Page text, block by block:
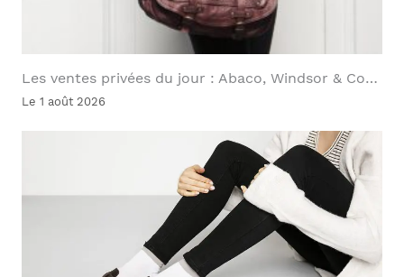
Les ventes privées du jour : Abaco, Windsor & Co…
Le 1 août 2026